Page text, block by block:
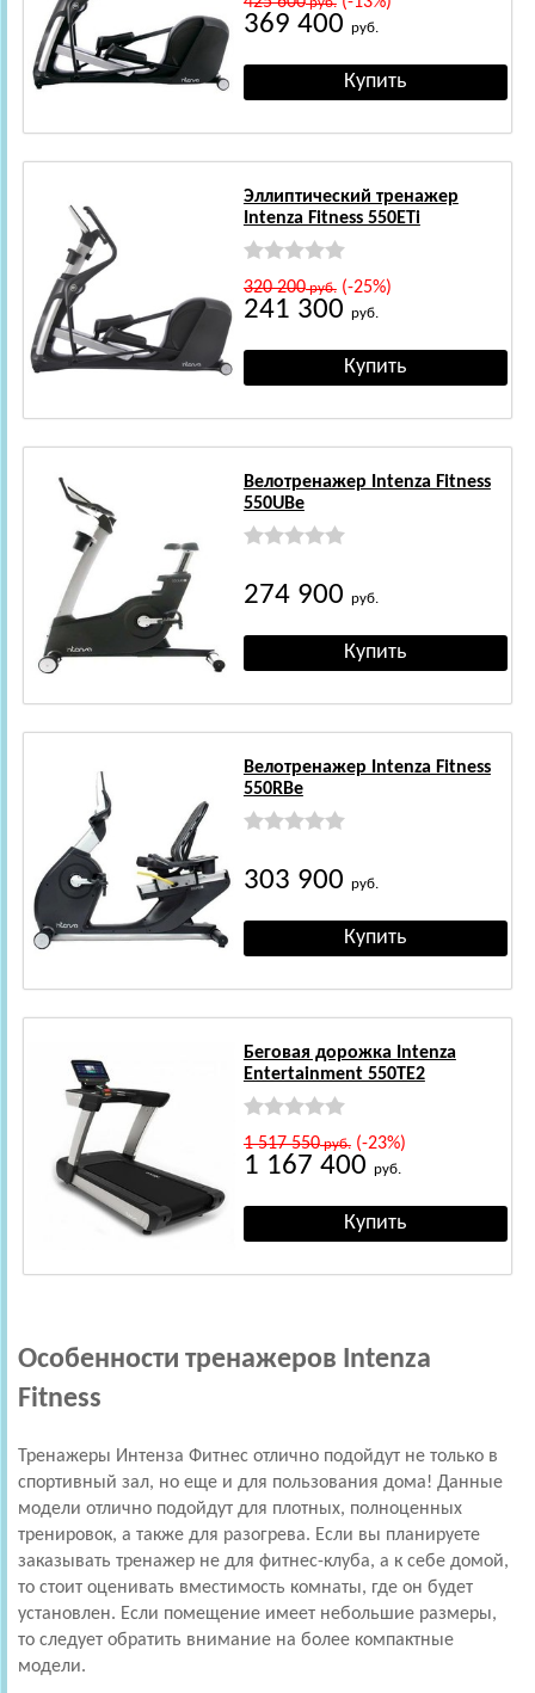
369 400 руб.
Эллиптический тренажер
Intenza Fitness 550ETi
320 200руб.(-25%)
241 300 руб.
Велотренажер Intenza Fitness
550UBe
274 900 руб.
Велотренажер Intenza Fitness
550RBe
303 900 руб.
Беговая дорожка Intenza
Entertainment 550TE2
1 517 550руб.(-23%)
1 167 400 руб.
Особенности тренажеров Intenza
Fitness
Тренажеры Интенза Фитнес отлично подойдут не только в
спортивный зал, но еще и для пользования дома! Данные
модели отлично подойдут для плотных, полноценных
тренировок, а также для разогрева. Если вы планируете
заказывать тренажер не для фитнес-клуба, а к себе домой,
то стоит оценивать вместимость комнаты, где он будет
установлен. Если помещение имеет небольшие размеры,
то следует обратить внимание на более компактные
модели.